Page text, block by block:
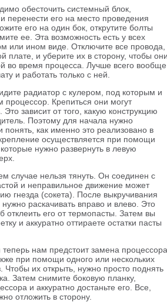
обесточить системный блок,
перенести его на место проведения
его на один бок, открутите болты
ее. Эта возможность есть у всех
или ином виде. Отключите все провода,
плате, и уберите их в сторону, чтобы
во время процесса. Лучше всего вообще
и работать только с ней.
радиатор с кулером, под которым и
процессор. Крепиться они могут
зависит от того, какую конструкцию
Поэтому для начала нужно
понять, как именно это реализовано в
осуществляется при помощи
нужно развернуть в левую
случае нельзя тянуть. Он соединен с
и неправильное движение может
гнезда (сокета). После выкручивания
раскачивать вправо и влево. Это
отклеить его от термопасты. Затем вы
и аккуратно оттираете остатки пасты
теперь нам предстоит замена процессора
при помощи одного или нескольких
их открыть, нужно просто поднять
Затем снимите боковую планку,
и аккуратно достаньте его. Все,
отложить в сторону.